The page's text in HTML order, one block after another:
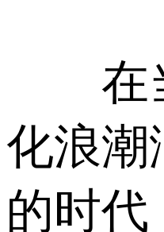
在
化浪潮
的时代